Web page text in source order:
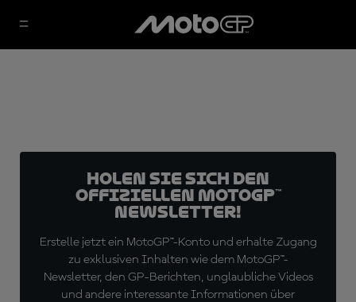
Holen Sie sich den
offiziellen MotoGP™
Newsletter!
Erstelle jetzt ein MotoGP™-Konto und erhalte Zugang
zu exklusiven Inhalten wie dem MotoGP™-
Newsletter, den GP-Berichten, unglaubliche Videos
und andere interessante Informationen über